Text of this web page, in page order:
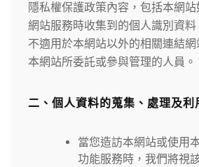
隱私權保護政策內容，包括本網
網站服務時收集到的個人識別資
不適用於本網站以外的相關連結
本網站所委託或參與管理的人員。
二、個人資料的蒐集、處理及利
當您造訪本網站或使用
功能服務時，我們將視